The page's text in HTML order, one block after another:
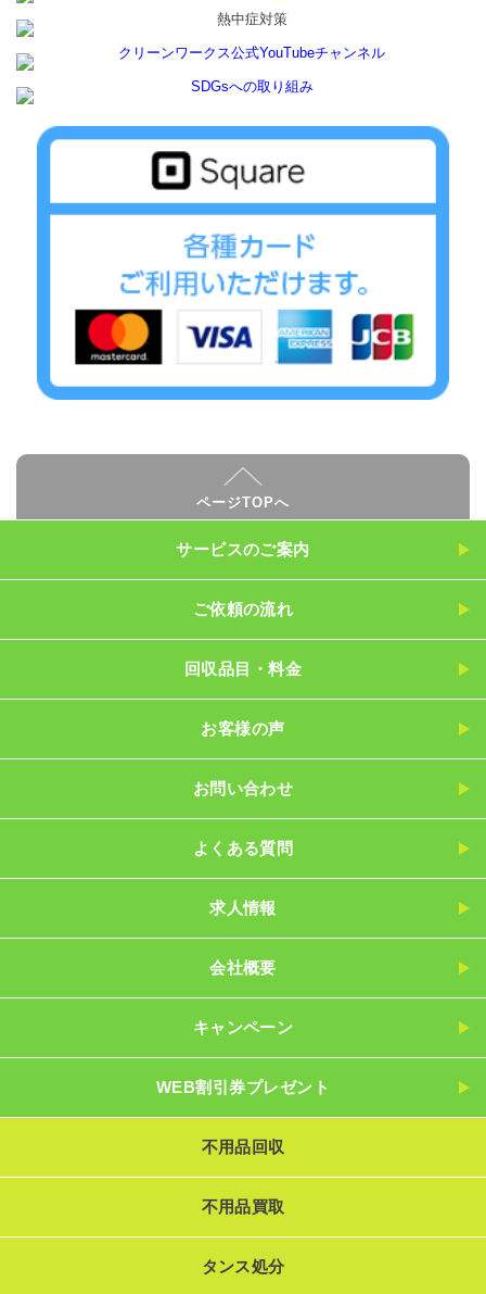
ページTOPへ
サービスのご案内
ご依頼の流れ
回収品目・料金
お客様の声
お問い合わせ
よくある質問
求人情報
会社概要
キャンペーン
WEB割引券プレゼント
不用品回収
不用品買取
タンス処分